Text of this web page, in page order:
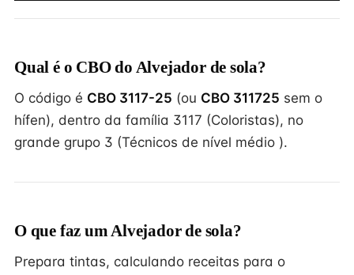
Qual é o CBO do Alvejador de sola?
O código é CBO 3117-25 (ou CBO 311725 sem o
hífen), dentro da família 3117 (Coloristas), no
grande grupo 3 (Técnicos de nível médio ).
O que faz um Alvejador de sola?
Prepara tintas, calculando receitas para o